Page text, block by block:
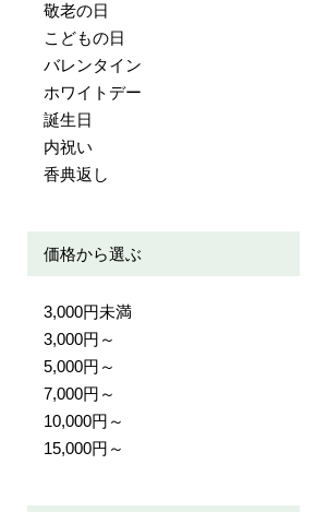
敬老の日
こどもの日
バレンタイン
ホワイトデー
誕生日
内祝い
香典返し
価格から選ぶ
3,000円未満
3,000円～
5,000円～
7,000円～
10,000円～
15,000円～